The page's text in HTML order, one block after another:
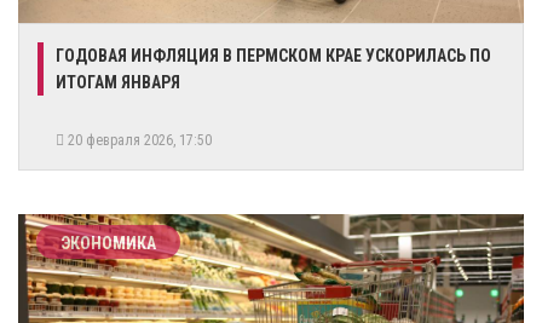
ГОДОВАЯ ИНФЛЯЦИЯ В ПЕРМСКОМ КРАЕ УСКОРИЛАСЬ ПО
ИТОГАМ ЯНВАРЯ
20 февраля 2026, 17:50
ЭКОНОМИКА